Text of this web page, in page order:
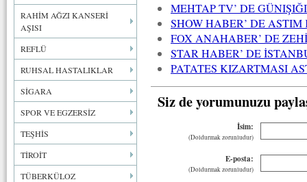
RAHİM AĞZI KANSERİ
AŞISI
REFLÜ
RUHSAL HASTALIKLAR
SİGARA
SPOR VE EGZERSİZ
TEŞHİS
TİROİT
TÜBERKÜLOZ
MEHTAP TV’ DE
SHOW HABER’ DE
FOX ANAHABER’ DE
STAR HABER’ DE
PATATES KIZARTMASI
Siz de yorumunuzu
İsim:
(Doldurmak zorunludur)
E-posta:
(Doldurmak zorunludur)